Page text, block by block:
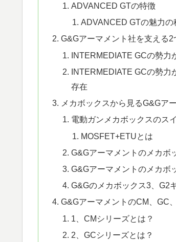
ADVANCED GTの特徴
ADVANCED GTの魅力の
G&Gアーマメント社を支える
INTERMEDIATE GCの勢力
INTERMEDIATE GCの勢力
存在
メカボックスから見るG&Gア
電動ガンメカボックスのス
MOSFET+ETUとは
G&Gアーマメントのメカボ
G&Gアーマメントのメカボ
G&Gのメカボックス3、G2
G&GアーマメントのCM、GC
1、CMシリーズとは？
2、GCシリーズとは？